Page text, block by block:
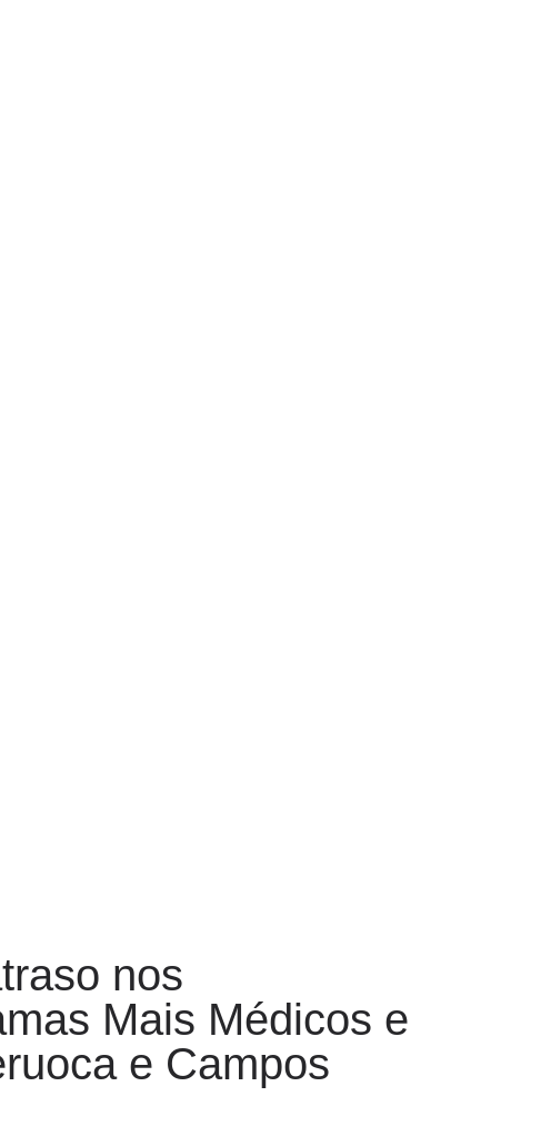
nos
Mais Médicos e
e Campos